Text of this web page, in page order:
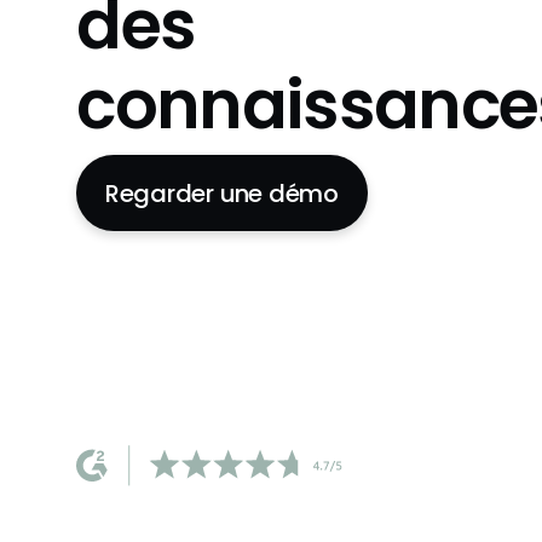
des
Regarder une démo